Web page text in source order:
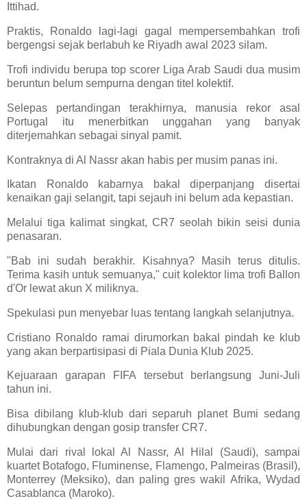
Ittihad.
Praktis, Ronaldo lagi-lagi gagal mempersembahkan trofi
bergengsi sejak berlabuh ke Riyadh awal 2023 silam.
Trofi individu berupa top scorer Liga Arab Saudi dua musim
beruntun belum sempurna dengan titel kolektif.
Selepas pertandingan terakhirnya, manusia rekor asal
Portugal itu menerbitkan unggahan yang banyak
diterjemahkan sebagai sinyal pamit.
Kontraknya di Al Nassr akan habis per musim panas ini.
Ikatan Ronaldo kabarnya bakal diperpanjang disertai
kenaikan gaji selangit, tapi sejauh ini belum ada kepastian.
Melalui tiga kalimat singkat, CR7 seolah bikin seisi dunia
penasaran.
"Bab ini sudah berakhir. Kisahnya? Masih terus ditulis.
Terima kasih untuk semuanya," cuit kolektor lima trofi Ballon
d'Or lewat akun X miliknya.
Spekulasi pun menyebar luas tentang langkah selanjutnya.
Cristiano Ronaldo ramai dirumorkan bakal pindah ke klub
yang akan berpartisipasi di Piala Dunia Klub 2025.
Kejuaraan garapan FIFA tersebut berlangsung Juni-Juli
tahun ini.
Bisa dibilang klub-klub dari separuh planet Bumi sedang
dihubungkan dengan gosip transfer CR7.
Mulai dari rival lokal Al Nassr, Al Hilal (Saudi), sampai
kuartet Botafogo, Fluminense, Flamengo, Palmeiras (Brasil),
Monterrey (Meksiko), dan paling gres wakil Afrika, Wydad
Casablanca (Maroko).